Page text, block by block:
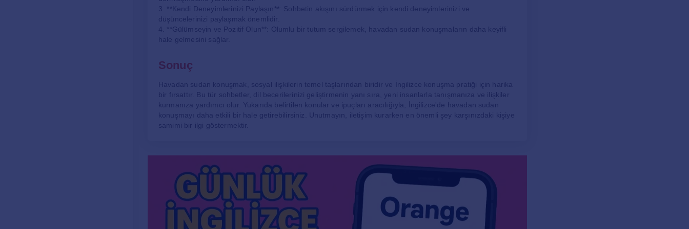
3. **Kendi Deneyimlerinizi Paylaşın**: Sohbetin akışını sürdürmek için kendi deneyimlerinizi ve
düşüncelerinizi paylaşmak önemlidir.
4. **Gülümseyin ve Pozitif Olun**: Olumlu bir tutum sergilemek, havadan sudan konuşmaların daha keyifli
hale gelmesini sağlar.
Sonuç
Havadan sudan konuşmak, sosyal ilişkilerin temel taşlarından biridir ve İngilizce konuşma pratiği için harika
bir fırsattır. Bu tür sohbetler, dil becerilerinizi geliştirmenin yanı sıra, yeni insanlarla tanışmanıza ve ilişkiler
kurmanıza yardımcı olur. Yukarıda belirtilen konular ve ipuçları aracılığıyla, İngilizce'de havadan sudan
konuşmayı daha etkili bir hale getirebilirsiniz. Unutmayın, iletişim kurarken en önemli şey karşınızdaki kişiye
samimi bir ilgi göstermektir.